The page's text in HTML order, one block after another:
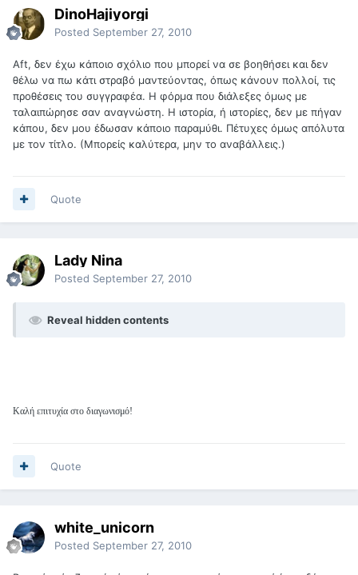
DinoHajiyorgi
Posted September 27, 2010
Aft, δεν έχω κάποιο σχόλιο που μπορεί να σε βοηθήσει και δεν
θέλω να πω κάτι στραβό μαντεύοντας, όπως κάνουν πολλοί, τις
προθέσεις του συγγραφέα. Η φόρμα που διάλεξες όμως με
ταλαιπώρησε σαν αναγνώστη. Η ιστορία, ή ιστορίες, δεν με πήγαν
κάπου, δεν μου έδωσαν κάποιο παραμύθι. Πέτυχες όμως απόλυτα
με τον τίτλο. (Μπορείς καλύτερα, μην το αναβάλλεις.)
Quote
Lady Nina
Posted September 27, 2010
Reveal hidden contents
Καλή επιτυχία στο διαγωνισμό!
Quote
white_unicorn
Posted September 27, 2010